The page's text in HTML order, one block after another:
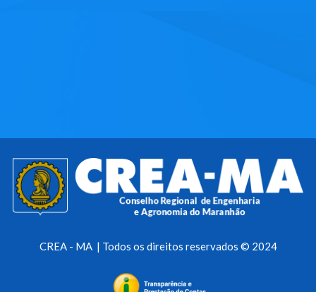
CREA - MA | Todos os direitos reservados © 2024